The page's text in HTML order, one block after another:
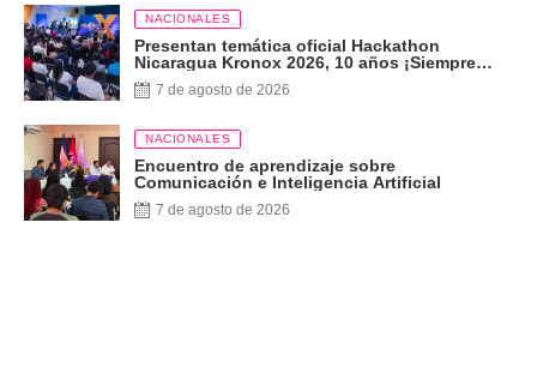
NACIONALES
Presentan temática oficial Hackathon
Nicaragua Kronox 2026, 10 años ¡Siempre
Más Allá!
7 de agosto de 2026
NACIONALES
Encuentro de aprendizaje sobre
Comunicación e Inteligencia Artificial
7 de agosto de 2026